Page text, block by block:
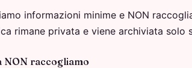
informazioni minime e NON
rimane privata e viene archiviata solo
NON raccogliamo